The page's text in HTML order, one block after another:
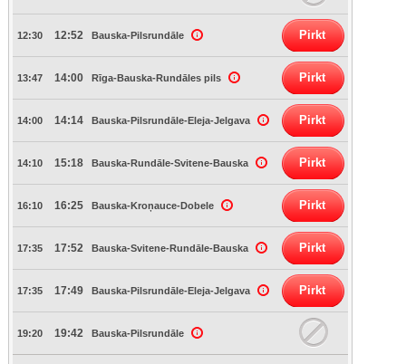
12:30 12:52 Bauska-Pilsrundāle Pirkt
13:47 14:00 Rīga-Bauska-Rundāles pils Pirkt
14:00 14:14 Bauska-Pilsrundāle-Eleja-Jelgava Pirkt
14:10 15:18 Bauska-Rundāle-Svitene-Bauska Pirkt
16:10 16:25 Bauska-Kroņauce-Dobele Pirkt
17:35 17:52 Bauska-Svitene-Rundāle-Bauska Pirkt
17:35 17:49 Bauska-Pilsrundāle-Eleja-Jelgava Pirkt
19:20 19:42 Bauska-Pilsrundāle